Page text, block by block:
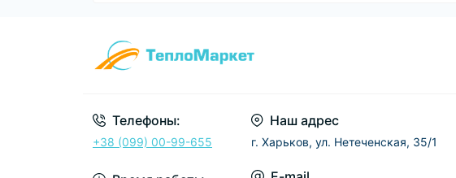
Телефоны:
+38 (099) 00-99-655
Наш адрес
г. Харьков, ул. Нетеченская, 35/1